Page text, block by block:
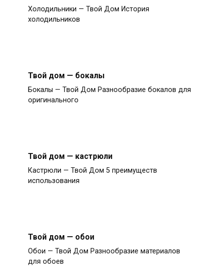
Холодильники — Твой Дом История
холодильников
Твой дом — бокалы
Бокалы — Твой Дом Разнообразие бокалов для
оригинального
Твой дом — кастрюли
Кастрюли — Твой Дом 5 преимуществ
использования
Твой дом — обои
Обои — Твой Дом Разнообразие материалов
для обоев